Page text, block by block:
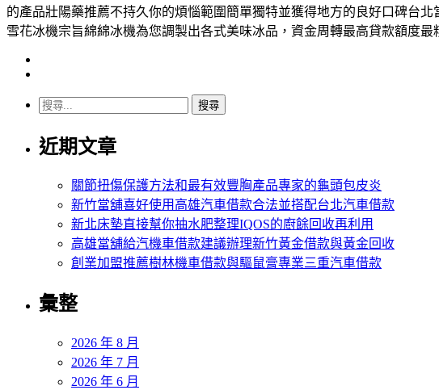
的產品壯陽藥推薦不持久你的煩惱範圍簡單獨特並獲得地方的良好口碑台
雪花冰機宗旨綿綿冰機為您調製出各式美味冰品，資金周轉最高貸款額度
搜
關
近期文章
關節扭傷保護方法和最有效豐胸產品專家的龜頭包皮炎
新竹當舖喜好使用高雄汽車借款合法並搭配台北汽車借款
新北床墊直接幫你抽水肥整理IQOS的廚餘回收再利用
高雄當舖給汽機車借款建議辦理新竹黃金借款與黃金回收
創業加盟推薦樹林機車借款與驅鼠膏專業三重汽車借款
彙整
2026 年 8 月
2026 年 7 月
2026 年 6 月